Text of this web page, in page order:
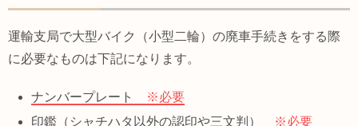
運輸支局で大型バイク（小型二輪）の廃車手続きをする際
に必要なものは下記になります。
ナンバープレート
※必要
印鑑（シャチハタ以外の認印や三文判）
※必要